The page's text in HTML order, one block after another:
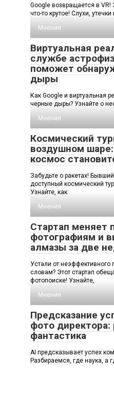
Google возвращается в VR!
что-то крутое! Слухи,
Мнения
Виртуальная
службе
поможет
дыры
Как Google и виртуальная
черные дыры? Узнайте о
Мнения
Космический
воздушном
космос
Забудьте о ракетах!
доступный космический
Узнайте, как
Мнения
Стартап меняет
фотографиям и
алмазы за две
Устали от
словам? Этот стартап
фотопоиске! Узнайте,
Мнения
Предсказание
фото директора:
фантастика
AI предсказывает успех
Разбираемся, где наука, а